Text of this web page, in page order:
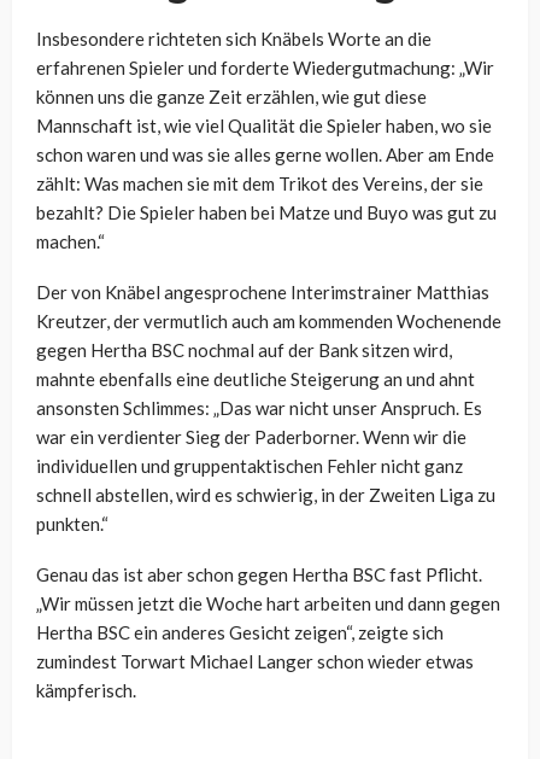
Insbesondere richteten sich Knäbels Worte an die
erfahrenen Spieler und forderte Wiedergutmachung: „Wir
können uns die ganze Zeit erzählen, wie gut diese
Mannschaft ist, wie viel Qualität die Spieler haben, wo sie
schon waren und was sie alles gerne wollen. Aber am Ende
zählt: Was machen sie mit dem Trikot des Vereins, der sie
bezahlt? Die Spieler haben bei Matze und Buyo was gut zu
machen.“
Der von Knäbel angesprochene Interimstrainer Matthias
Kreutzer, der vermutlich auch am kommenden Wochenende
gegen Hertha BSC nochmal auf der Bank sitzen wird,
mahnte ebenfalls eine deutliche Steigerung an und ahnt
ansonsten Schlimmes: „Das war nicht unser Anspruch. Es
war ein verdienter Sieg der Paderborner. Wenn wir die
individuellen und gruppentaktischen Fehler nicht ganz
schnell abstellen, wird es schwierig, in der Zweiten Liga zu
punkten.“
Genau das ist aber schon gegen Hertha BSC fast Pflicht.
„Wir müssen jetzt die Woche hart arbeiten und dann gegen
Hertha BSC ein anderes Gesicht zeigen“, zeigte sich
zumindest Torwart Michael Langer schon wieder etwas
kämpferisch.